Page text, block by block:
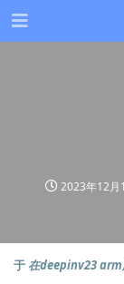
2023年12月
于在deepinv23